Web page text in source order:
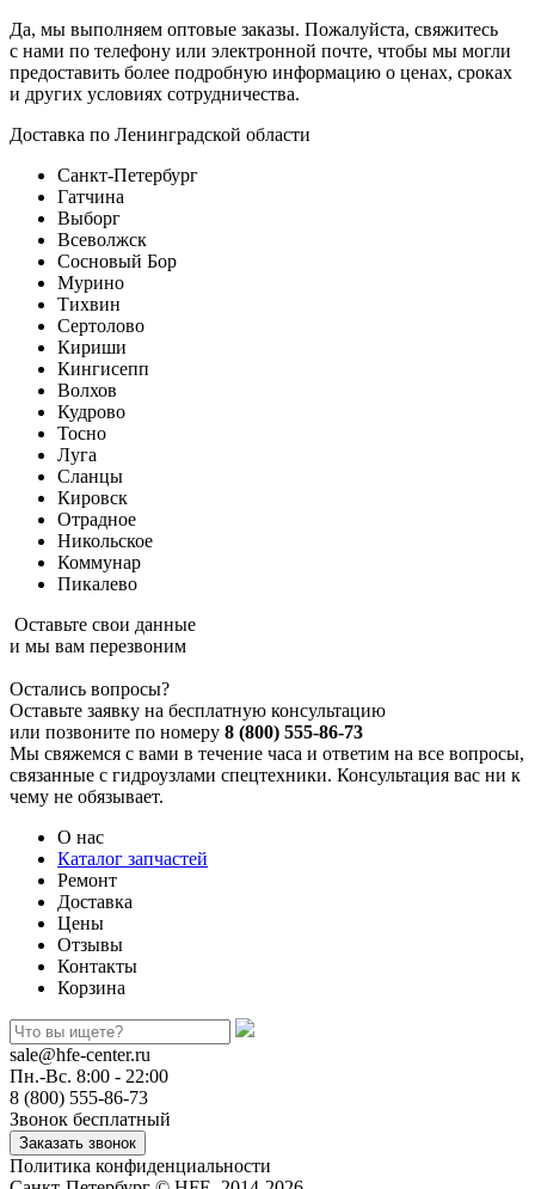
Да, мы выполняем оптовые заказы. Пожалуйста, свяжитесь
с нами по телефону или электронной почте, чтобы мы могли
предоставить более подробную информацию о ценах, сроках
и других условиях сотрудничества.
Доставка по Ленинградской области
Санкт-Петербург
Гатчина
Выборг
Всеволжск
Сосновый Бор
Мурино
Тихвин
Сертолово
Кириши
Кингисепп
Волхов
Кудрово
Тосно
Луга
Сланцы
Кировск
Отрадное
Никольское
Коммунар
Пикалево
Оставьте свои данные
и мы вам перезвоним
Остались вопросы?
Оставьте заявку на бесплатную консультацию
или позвоните по номеру 8 (800) 555-86-73
Мы свяжемся с вами в течение часа и ответим на все вопросы,
связанные с гидроузлами спецтехники. Консультация вас ни к
чему не обязывает.
О нас
Каталог запчастей
Ремонт
Доставка
Цены
Отзывы
Контакты
Корзина
sale@hfe-center.ru
Пн.-Вс. 8:00 - 22:00
8 (800) 555-86-73
Звонок бесплатный
Политика конфиденциальности